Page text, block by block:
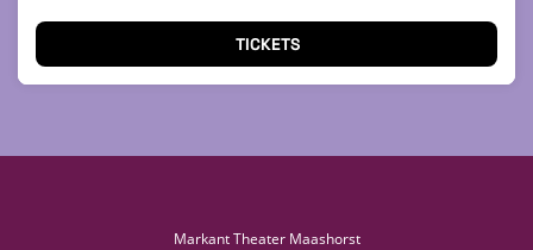
TICKETS
Markant Theater Maashorst